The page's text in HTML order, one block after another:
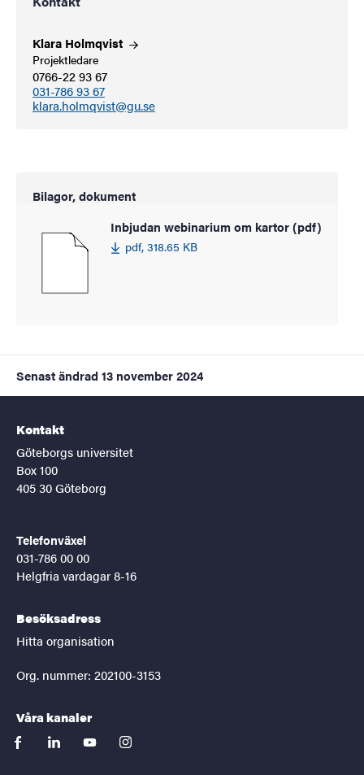
Klara Holmqvist
Projektledare
0766-22 93 67
031-786 93 67
klara.holmqvist@gu.se
Bilagor, dokument
Inbjudan webinarium om kartor (pdf)
pdf, 318.65 KB
Senast ändrad 13 november 2024
Kontakt
Göteborgs universitet
Box 100
405 30 Göteborg
Telefonväxel
031-786 00 00
Helgfria vardagar 8-16
Besöksadress
Hitta organisation
Org. nummer: 202100-3153
Våra kanaler
facebooklinkedinyoutubeinstagram